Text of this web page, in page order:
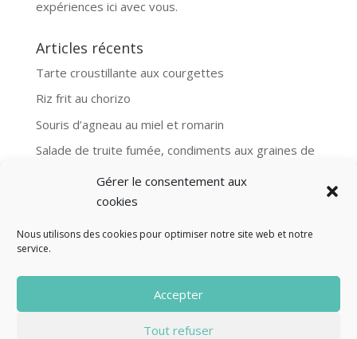
Gérer le consentement aux
cookies
Nous utilisons des cookies pour optimiser notre site web et notre
service.
Accepter
Tout refuser
expériences ici avec vous.
Articles récents
Tarte croustillante aux courgettes
Riz frit au chorizo
Souris d’agneau au miel et romarin
Salade de truite fumée, condiments aux graines de
Aubergines et boulgour, recette Ottolenghi
Mentions légales
Politique de confidentialité